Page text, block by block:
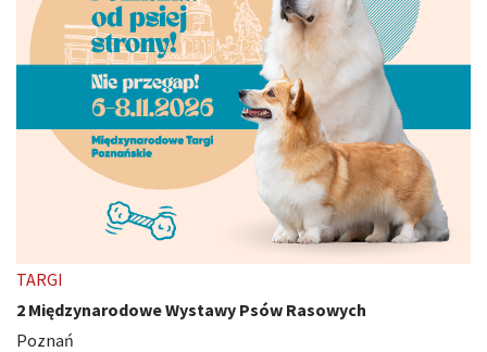
TARGI
2 Międzynarodowe Wystawy Psów Rasowych
Poznań